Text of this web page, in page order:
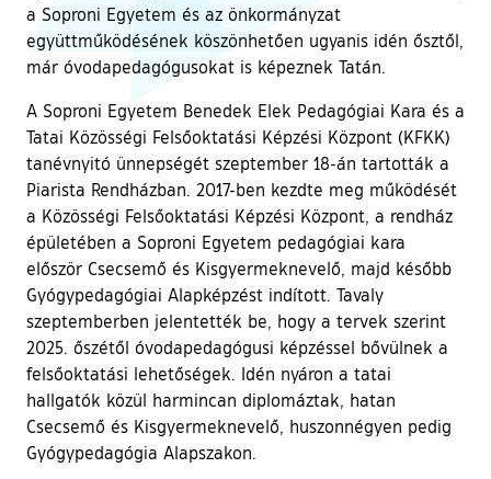
a Soproni Egyetem és az önkormányzat
együttműködésének köszönhetően ugyanis idén ősztől,
már óvodapedagógusokat is képeznek Tatán.
A Soproni Egyetem Benedek Elek Pedagógiai Kara és a
Tatai Közösségi Felsőoktatási Képzési Központ (KFKK)
tanévnyitó ünnepségét szeptember 18-án tartották a
Piarista Rendházban. 2017-ben kezdte meg működését
a Közösségi Felsőoktatási Képzési Központ, a rendház
épületében a Soproni Egyetem pedagógiai kara
először Csecsemő és Kisgyermeknevelő, majd később
Gyógypedagógiai Alapképzést indított. Tavaly
szeptemberben jelentették be, hogy a tervek szerint
2025. őszétől óvodapedagógusi képzéssel bővülnek a
felsőoktatási lehetőségek. Idén nyáron a tatai
hallgatók közül harmincan diplomáztak, hatan
Csecsemő és Kisgyermeknevelő, huszonnégyen pedig
Gyógypedagógia Alapszakon.